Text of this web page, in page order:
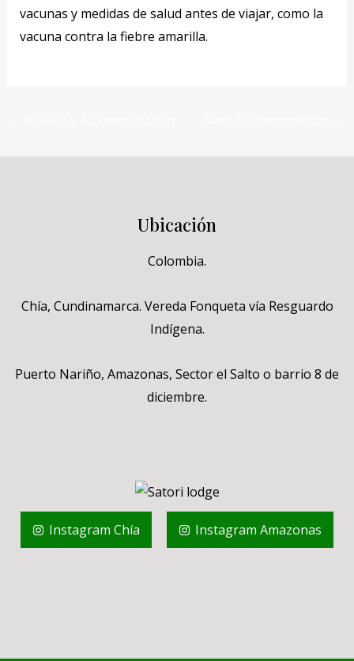
vacunas y medidas de salud antes de viajar, como la
vacuna contra la fiebre amarilla.
Ubicación
Colombia.
Chía, Cundinamarca. Vereda Fonqueta vía Resguardo
Indígena.
Puerto Nariño, Amazonas, Sector el Salto o barrio 8 de
diciembre.
Instagram Chía Instagram Amazonas